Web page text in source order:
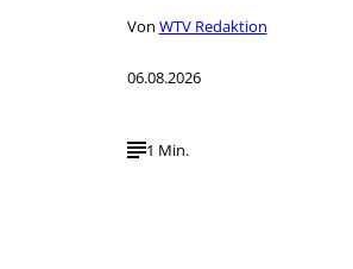
Von WTV Redaktion
06.08.2026
1 Min.